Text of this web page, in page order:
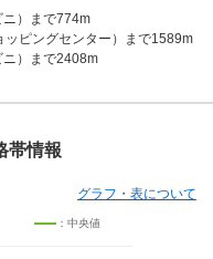
ニ）まで774m
ッピングセンター）まで1589m
ニ）まで2408m
帯情報
グラフ・表について
：中央値